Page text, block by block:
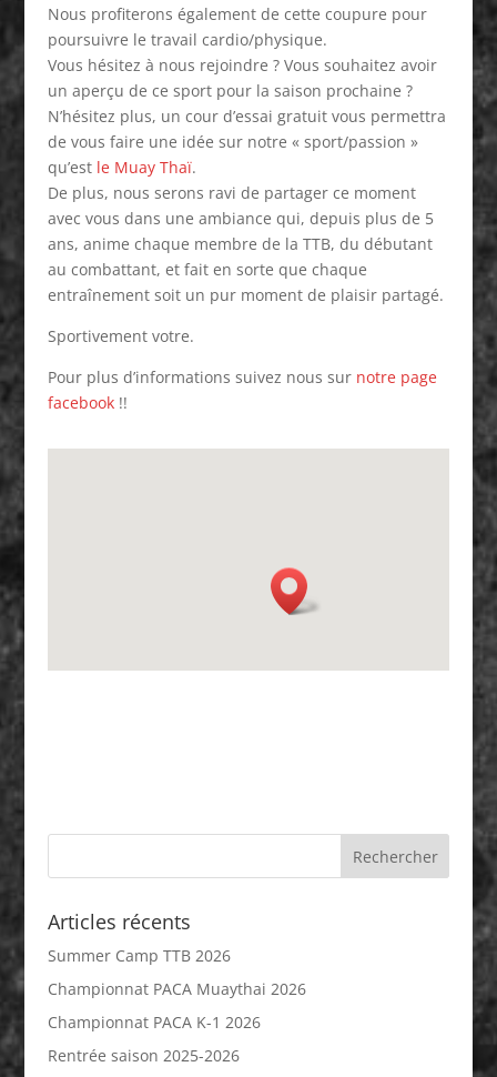
Nous profiterons également de cette coupure pour
poursuivre le travail cardio/physique.
Vous hésitez à nous rejoindre ? Vous souhaitez avoir
un aperçu de ce sport pour la saison prochaine ?
N’hésitez plus, un cour d’essai gratuit vous permettra
de vous faire une idée sur notre « sport/passion »
qu’estle Muay Thaï.
De plus, nous serons ravi de partager ce moment
avec vous dans une ambiance qui, depuis plus de 5
ans, anime chaque membre de la TTB, du débutant
au combattant, et fait en sorte que chaque
entraînement soit un pur moment de plaisir partagé.
Sportivement votre.
Pour plus d’informations suivez nous sur notre page
facebook!!
Articles récents
Summer Camp TTB 2026
Championnat PACA Muaythai 2026
Championnat PACA K-1 2026
Rentrée saison 2025-2026